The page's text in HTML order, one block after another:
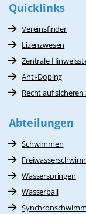
Quicklinks
Vereinsfinder
Lizenzwesen
Zentrale
Anti-Doping
Recht auf
Abteilungen
Schwimmen
Wasserspringen
Wasserball